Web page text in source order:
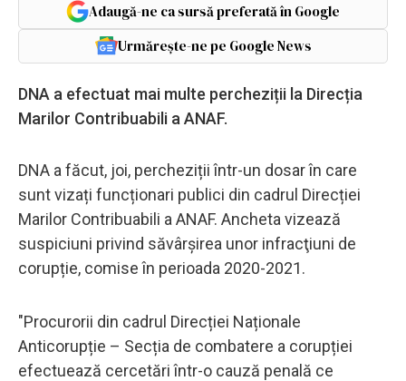
Adaugă-ne ca sursă preferată în Google
Urmărește-ne pe Google News
DNA a efectuat mai multe percheziții la Direcția
Marilor Contribuabili a ANAF.
DNA a făcut, joi, percheziții într-un dosar în care
sunt vizați funcționari publici din cadrul Direcției
Marilor Contribuabili a ANAF. Ancheta vizează
suspiciuni privind săvârşirea unor infracţiuni de
corupție, comise în perioada 2020-2021.
"Procurorii din cadrul Direcției Naționale
Anticorupție – Secția de combatere a corupției
efectuează cercetări într-o cauză penală ce